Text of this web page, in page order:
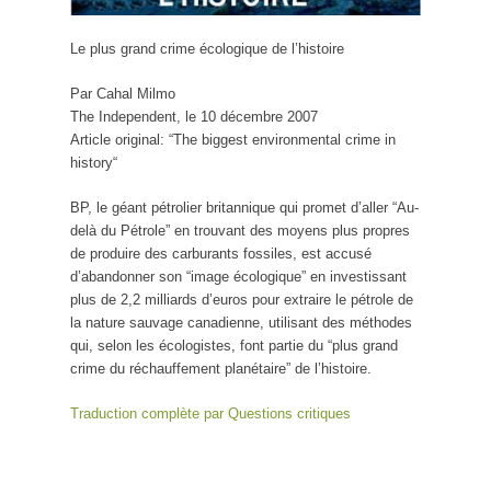
Le plus grand crime écologique de l’histoire
Par Cahal Milmo
The Independent, le 10 décembre 2007
Article original: “The biggest environmental crime in
history“
BP, le géant pétrolier britannique qui promet d’aller “Au-
delà du Pétrole” en trouvant des moyens plus propres
de produire des carburants fossiles, est accusé
d’abandonner son “image écologique” en investissant
plus de 2,2 milliards d’euros pour extraire le pétrole de
la nature sauvage canadienne, utilisant des méthodes
qui, selon les écologistes, font partie du “plus grand
crime du réchauffement planétaire” de l’histoire.
Traduction complète par Questions critiques